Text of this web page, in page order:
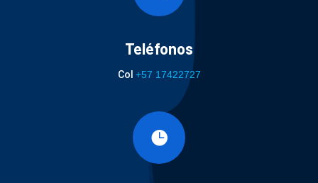
Teléfonos
Col +57 17422727
